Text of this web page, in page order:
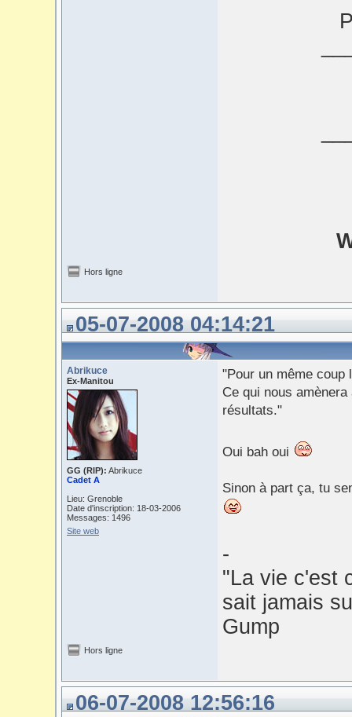
Hors ligne
05-07-2008 04:14:21
Abrikuce
Ex-Manitou
GG (RIP): Abrikuce
Cadet A
Lieu: Grenoble
Date d'inscription: 18-03-2006
Messages: 1496
Site web
"Pour un même coup
Ce qui nous
résultats."
Oui bah oui
Sinon à part ça, tu
-
"La vie c'est
sait jamais
Gump
Hors ligne
06-07-2008 12:56:16